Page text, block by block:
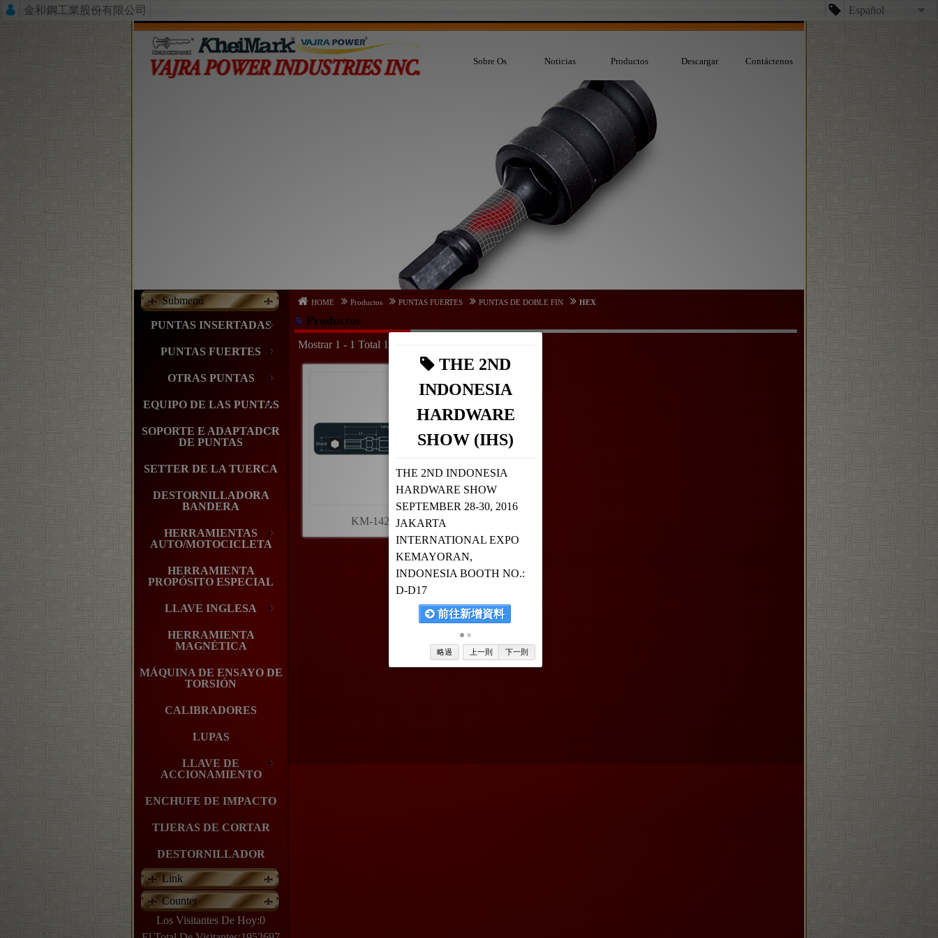
金和鋼工業股份有限公司 Español
Sobre Os Noticias Productos Descargar Contáctenos
Submenú
PUNTAS INSERTADAS
PUNTAS FUERTES
OTRAS PUNTAS
EQUIPO DE LAS PUNTAS
SOPORTE E ADAPTADOR
DE PUNTAS
SETTER DE LA TUERCA
DESTORNILLADORA
BANDERA
HERRAMIENTAS
AUTO/MOTOCICLETA
HERRAMIENTA
PROPÓSITO ESPECIAL
LLAVE INGLESA
HERRAMIENTA
MAGNÉTICA
MÁQUINA DE ENSAYO DE
TORSIÓN
CALIBRADORES
LUPAS
LLAVE DE
ACCIONAMIENTO
ENCHUFE DE IMPACTO
TIJERAS DE CORTAR
DESTORNILLADOR
Link
Counter
Los Visitantes De Hoy:0
HOME Productos PUNTAS FUERTES PUNTAS DE DOBLE FIN HEX
Productos
Mostrar 1 - 1 Total 1
KM-14254
THE 2ND
INDONESIA
HARDWARE
SHOW (IHS)
THE 2ND INDONESIA
HARDWARE SHOW
SEPTEMBER 28-30, 2016
JAKARTA
INTERNATIONAL EXPO
KEMAYORAN,
INDONESIA BOOTH NO.:
D-D17
前往新增資料
略過 上一則 下一則